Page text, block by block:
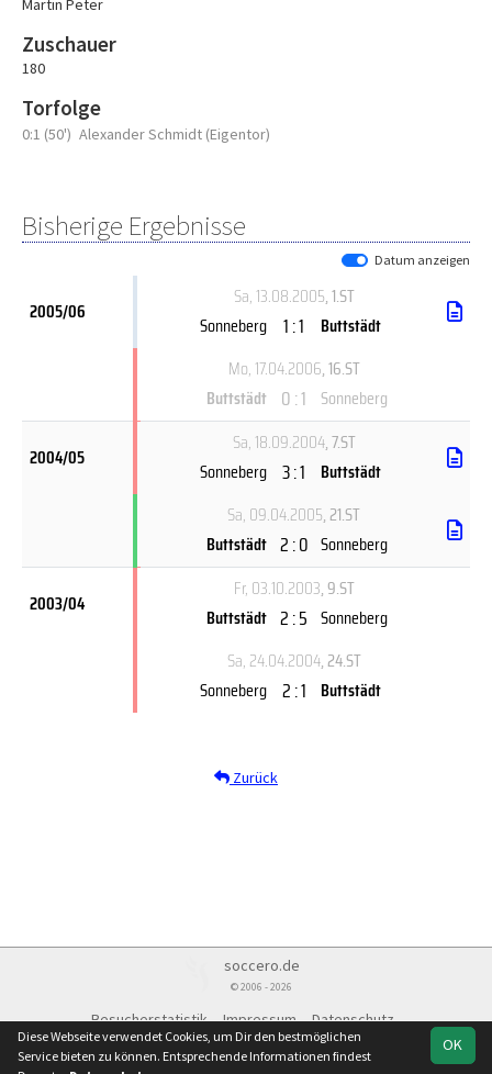
Martin Peter
Zuschauer
180
Torfolge
0:1 (50') Alexander Schmidt (Eigentor)
Bisherige Ergebnisse
Datum anzeigen
2005/06
Sa, 13.08.2005, 1.ST
Sonneberg 1 : 1
Buttstädt
Mo, 17.04.2006, 16.ST
Buttstädt 0 : 1 Sonneberg
2004/05
Sa, 18.09.2004, 7.ST
Sonneberg 3 : 1
Buttstädt
Sa, 09.04.2005, 21.ST
Buttstädt 2 : 0 Sonneberg
2003/04
Fr, 03.10.2003, 9.ST
Buttstädt 2 : 5 Sonneberg
Sa, 24.04.2004, 24.ST
Sonneberg 2 : 1 Buttstädt
Zurück
soccero.de
© 2006 - 2026
Besucherstatistik Impressum
Datenschutz
OK
Diese Webseite verwendet Cookies, um Dir den bestmöglichen
Service bieten zu können. Entsprechende Informationen findest